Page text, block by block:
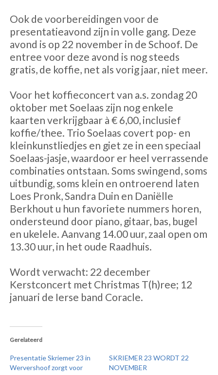
Ook de voorbereidingen voor de
presentatieavond zijn in volle gang. Deze
avond is op 22 november in de Schoof. De
entree voor deze avond is nog steeds
gratis, de koffie, net als vorig jaar, niet meer.
Voor het koffieconcert van a.s. zondag 20
oktober met Soelaas zijn nog enkele
kaarten verkrijgbaar à € 6,00, inclusief
koffie/thee. Trio Soelaas covert pop- en
kleinkunstliedjes en giet ze in een speciaal
Soelaas-jasje, waardoor er heel verrassende
combinaties ontstaan. Soms swingend, soms
uitbundig, soms klein en ontroerend laten
Loes Pronk, Sandra Duin en Daniëlle
Berkhout u hun favoriete nummers horen,
ondersteund door piano, gitaar, bas, bugel
en ukelele. Aanvang 14.00 uur, zaal open om
13.30 uur, in het oude Raadhuis.
Wordt verwacht: 22 december
Kerstconcert met Christmas T(h)ree; 12
januari de Ierse band Coracle.
Gerelateerd
Presentatie Skriemer 23 in
Wervershoof zorgt voor
SKRIEMER 23 WORDT 22
NOVEMBER